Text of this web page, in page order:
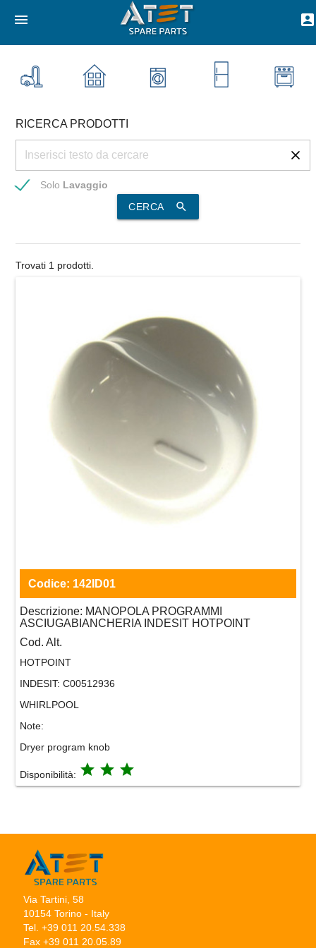
menu account_box
RICERCA PRODOTTI
Solo Lavaggio
CERCA
search
Trovati 1 prodotti.
Codice: 142ID01
Descrizione: MANOPOLA PROGRAMMI
ASCIUGABIANCHERIA INDESIT HOTPOINT
Cod. Alt.
HOTPOINT
INDESIT: C00512936
WHIRLPOOL
Note:
Dryer program knob
Disponibilità: grade grade grade
Via Tartini, 58
10154 Torino - Italy
Tel. +39 011 20.54.338
Fax +39 011 20.05.89